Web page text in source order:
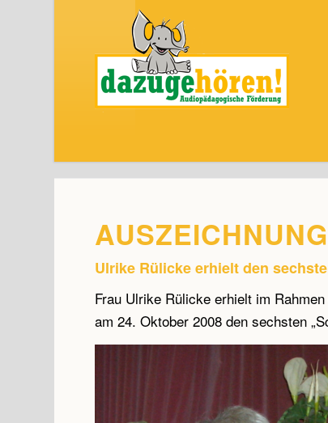
AUSZEICHNUNG
Ulrike Rülicke erhielt den
Frau Ulrike Rülicke erhielt im
am 24. Oktober 2008 den sechsten